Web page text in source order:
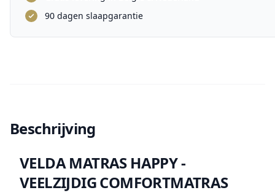
90 dagen slaapgarantie
Beschrijving
VELDA MATRAS HAPPY -
VEELZIJDIG COMFORTMATRAS